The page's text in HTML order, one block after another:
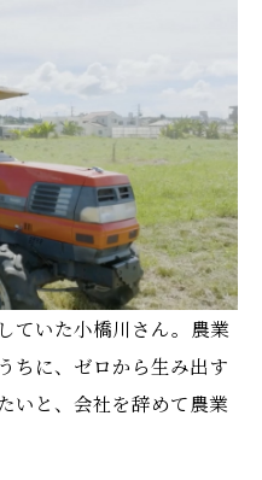
ていた小橋川さん。農業
ちに、ゼロから生み出す
いと、会社を辞めて農業